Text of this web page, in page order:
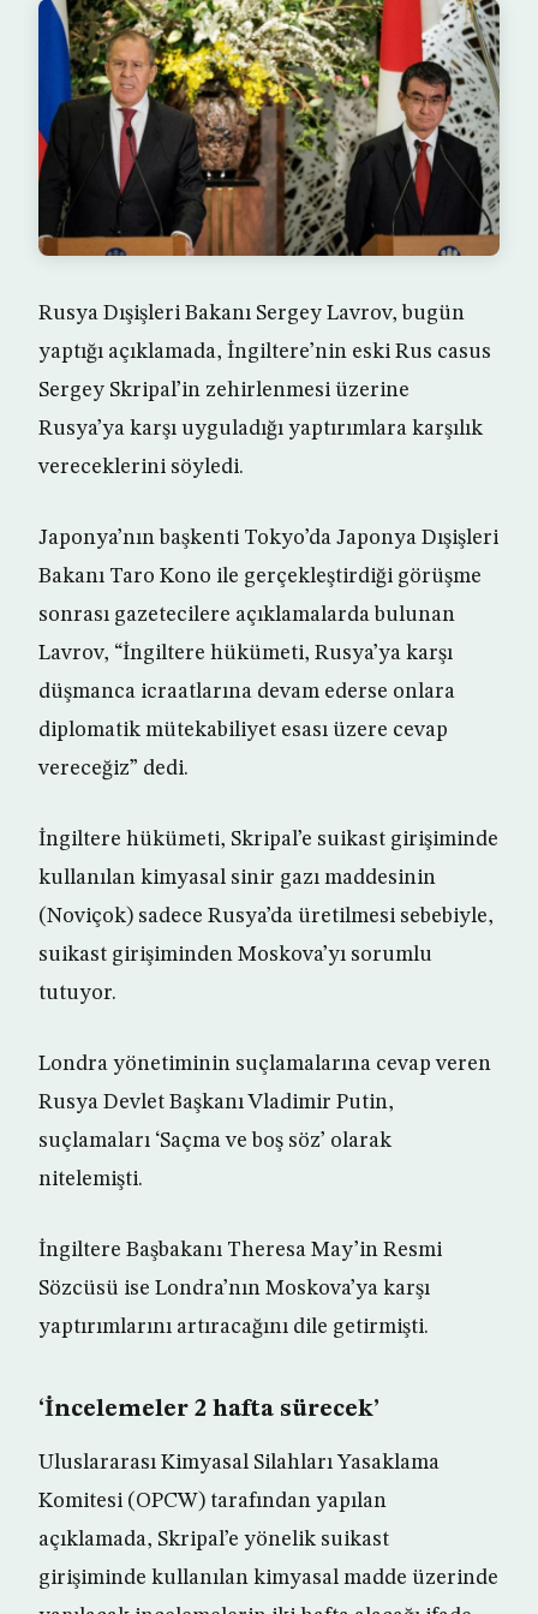
Rusya Dışişleri Bakanı Sergey Lavrov, bugün
yaptığı açıklamada, İngiltere’nin eski Rus casus
Sergey Skripal’in zehirlenmesi üzerine
Rusya’ya karşı uyguladığı yaptırımlara karşılık
vereceklerini söyledi.
Japonya’nın başkenti Tokyo’da Japonya Dışişleri
Bakanı Taro Kono ile gerçekleştirdiği görüşme
sonrası gazetecilere açıklamalarda bulunan
Lavrov, “İngiltere hükümeti, Rusya’ya karşı
düşmanca icraatlarına devam ederse onlara
diplomatik mütekabiliyet esası üzere cevap
vereceğiz” dedi.
İngiltere hükümeti, Skripal’e suikast girişiminde
kullanılan kimyasal sinir gazı maddesinin
(Noviçok) sadece Rusya’da üretilmesi sebebiyle,
suikast girişiminden Moskova’yı sorumlu
tutuyor.
Londra yönetiminin suçlamalarına cevap veren
Rusya Devlet Başkanı Vladimir Putin,
suçlamaları ‘Saçma ve boş söz’ olarak
nitelemişti.
İngiltere Başbakanı Theresa May’in Resmi
Sözcüsü ise Londra’nın Moskova’ya karşı
yaptırımlarını artıracağını dile getirmişti.
‘İncelemeler 2 hafta sürecek’
Uluslararası Kimyasal Silahları Yasaklama
Komitesi (OPCW) tarafından yapılan
açıklamada, Skripal’e yönelik suikast
girişiminde kullanılan kimyasal madde üzerinde